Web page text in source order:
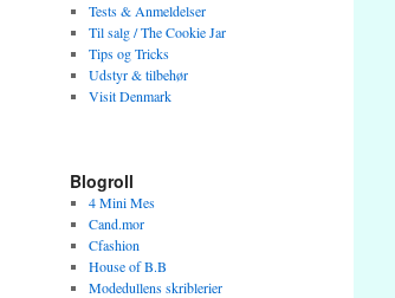
Tests & Anmeldelser
Til salg / The Cookie Jar
Tips og Tricks
Udstyr & tilbehør
Visit Denmark
Blogroll
4 Mini Mes
Cand.mor
Cfashion
House of B.B
Modedullens skriblerier